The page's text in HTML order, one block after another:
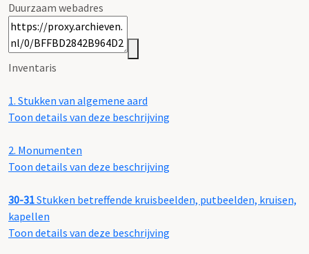
Duurzaam webadres
Inventaris
1. Stukken van algemene aard
Toon details van deze beschrijving
2. Monumenten
Toon details van deze beschrijving
30-31Stukken betreffende kruisbeelden, putbeelden, kruisen,
kapellen
Toon details van deze beschrijving